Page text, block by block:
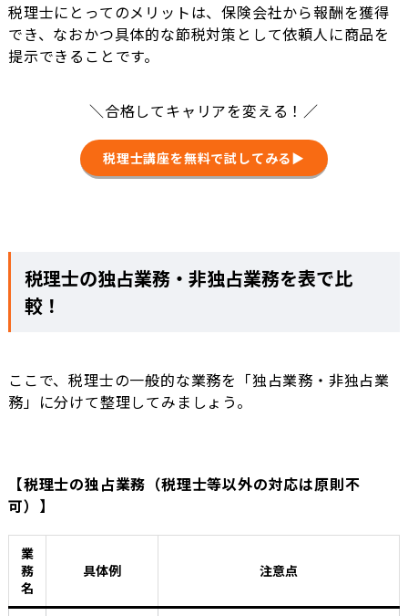
税理士にとってのメリットは、保険会社から報酬を獲得
でき、なおかつ具体的な節税対策として依頼人に商品を
提示できることです。
＼合格してキャリアを変える！／
税理士講座を無料で試してみる▶
税理士の独占業務・非独占業務を表で比
較！
ここで、税理士の一般的な業務を「独占業務・非独占業
務」に分けて整理してみましょう。
【税理士の独占業務（税理士等以外の対応は原則不
可）】
業
務
名
具体例 注意点